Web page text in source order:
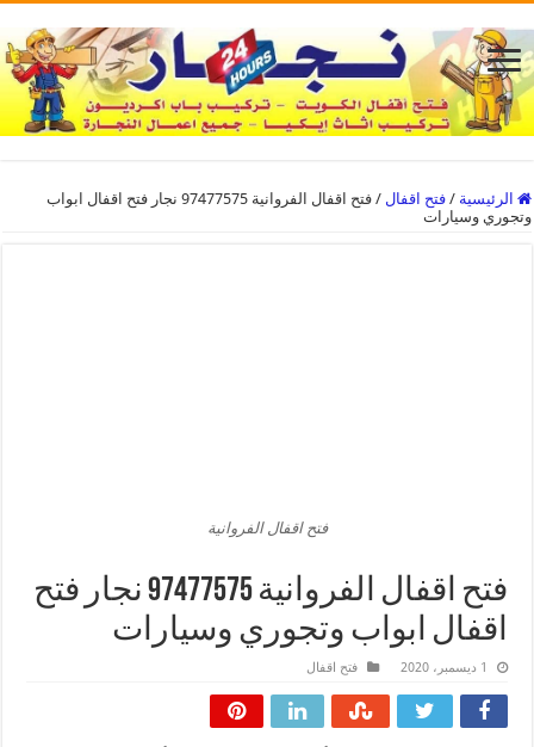
الرئيسية / فتح اقفال /
فتح اقفال الفروانية 97477575 نجار فتح اقفال ابواب
وتجوري وسيارات
فتح اقفال الفروانية
فتح اقفال الفروانية 97477575 نجار فتح
اقفال ابواب وتجوري وسيارات
1 ديسمبر، 2020 فتح اقفال